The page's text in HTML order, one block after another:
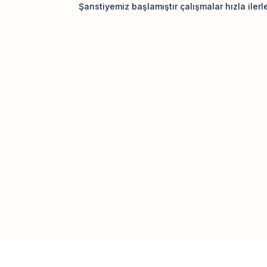
Şanstiyemiz başlamıştır çalışmalar hızla